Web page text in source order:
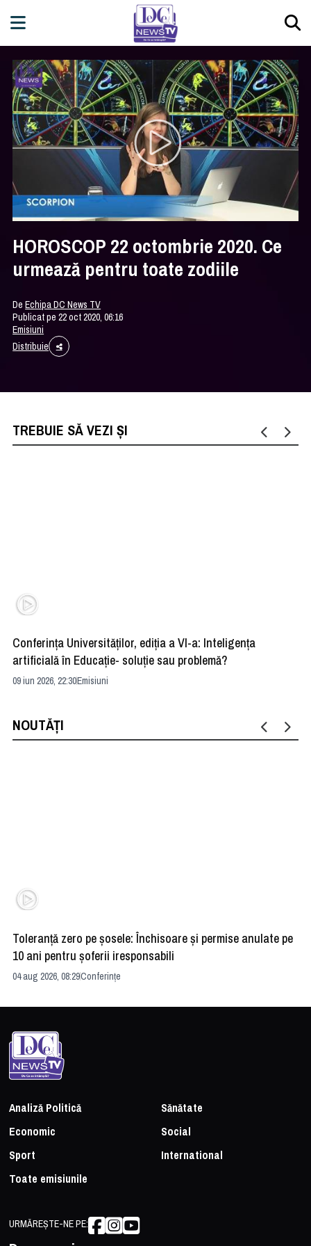
HOROSCOP 22 octombrie 2020. Ce
urmează pentru toate zodiile
DeEchipa DC News TV
Publicat pe 22 oct 2020, 06:16
Emisiuni
Distribuie
TREBUIE SĂ VEZI ȘI
Conferința Universităților, ediția a VI-a: Inteligența
artificială în Educație- soluție sau problemă?
09 iun 2026, 22:30Emisiuni
NOUTĂȚI
Toleranță zero pe șosele: Închisoare și permise anulate pe
10 ani pentru șoferii iresponsabili
04 aug 2026, 08:29Conferințe
Analiză Politică
Sănătate
Economic
Social
Sport
International
Toate emisiunile
URMĂREȘTE-NE PE: